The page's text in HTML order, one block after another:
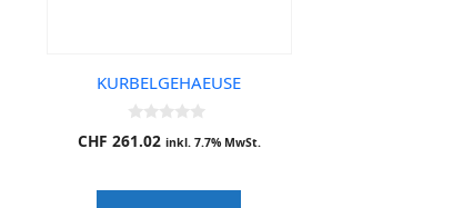
KURBELGEHAEUSE
0
o
o
CHF 261.02 inkl. 7.7% MwSt.